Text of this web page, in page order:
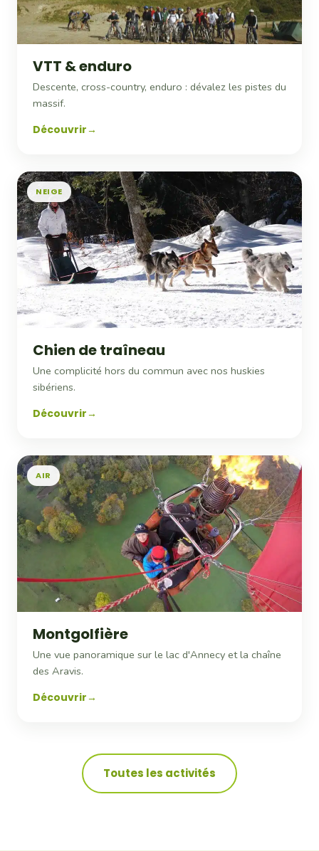
VTT & enduro
Descente, cross-country, enduro : dévalez les pistes du
massif.
Découvrir
NEIGE
Chien de traîneau
Une complicité hors du commun avec nos huskies
sibériens.
Découvrir
AIR
Montgolfière
Une vue panoramique sur le lac d'Annecy et la chaîne
des Aravis.
Découvrir
Toutes les activités